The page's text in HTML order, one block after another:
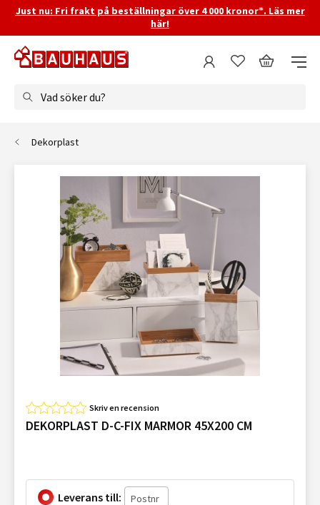
Just nu: Fri frakt på beställningar över 4 000 kronor*. Läs mer
här!
Vad söker du?
Dekorplast
Skriv en recension
DEKORPLAST D-C-FIX MARMOR 45X200 CM
Leverans till: